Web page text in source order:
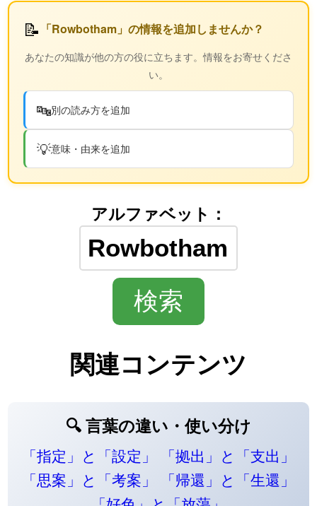
📝 「Rowbotham」の情報を追加しませんか？
あなたの知識が他の方の役に立ちます。情報をお寄せくださ
い。
🔤別の読み方を追加
💡意味・由来を追加
アルファベット：
関連コンテンツ
🔍 言葉の違い・使い分け
「指定」と「設定」
「拠出」と「支出」
「思案」と「考案」
「帰還」と「生還」